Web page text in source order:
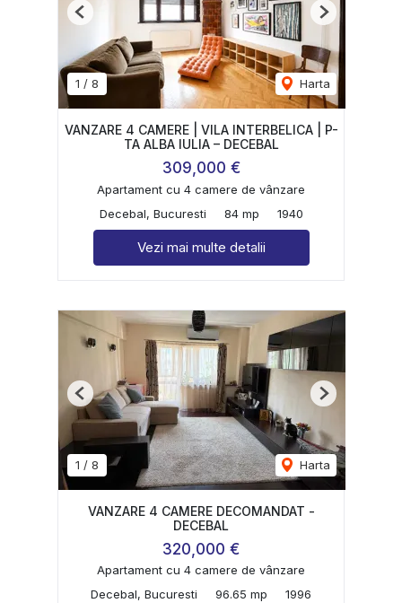
1 / 8 Harta
Previous Next
VANZARE 4 CAMERE | VILA INTERBELICA | P-
TA ALBA IULIA – DECEBAL
309,000 €
Apartament cu 4 camere de vânzare
Decebal, Bucuresti
84 mp 1940
Vezi mai multe detalii
1 / 8 Harta
Previous Next
VANZARE 4 CAMERE DECOMANDAT -
DECEBAL
320,000 €
Apartament cu 4 camere de vânzare
Decebal, Bucuresti
96.65 mp 1996